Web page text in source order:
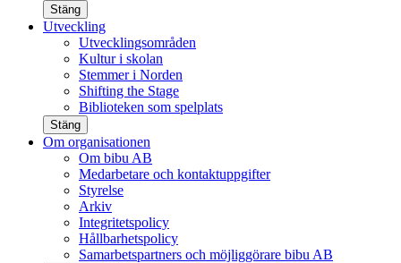
Stäng
Utveckling
Utvecklingsområden
Kultur i skolan
Stemmer i Norden
Shifting the Stage
Biblioteken som spelplats
Stäng
Om organisationen
Om bibu AB
Medarbetare och kontaktuppgifter
Styrelse
Arkiv
Integritetspolicy
Hållbarhetspolicy
Samarbetspartners och möjliggörare bibu AB